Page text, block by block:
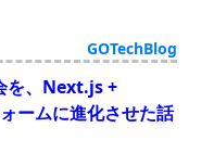
GOTechBlog
を、Next.js +
ームに進化させた話